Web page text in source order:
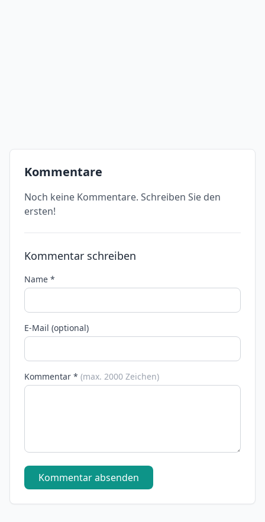
Kommentare
Noch keine Kommentare. Schreiben Sie den
ersten!
Kommentar schreiben
Name *
E-Mail (optional)
Kommentar * (max. 2000 Zeichen)
Kommentar absenden